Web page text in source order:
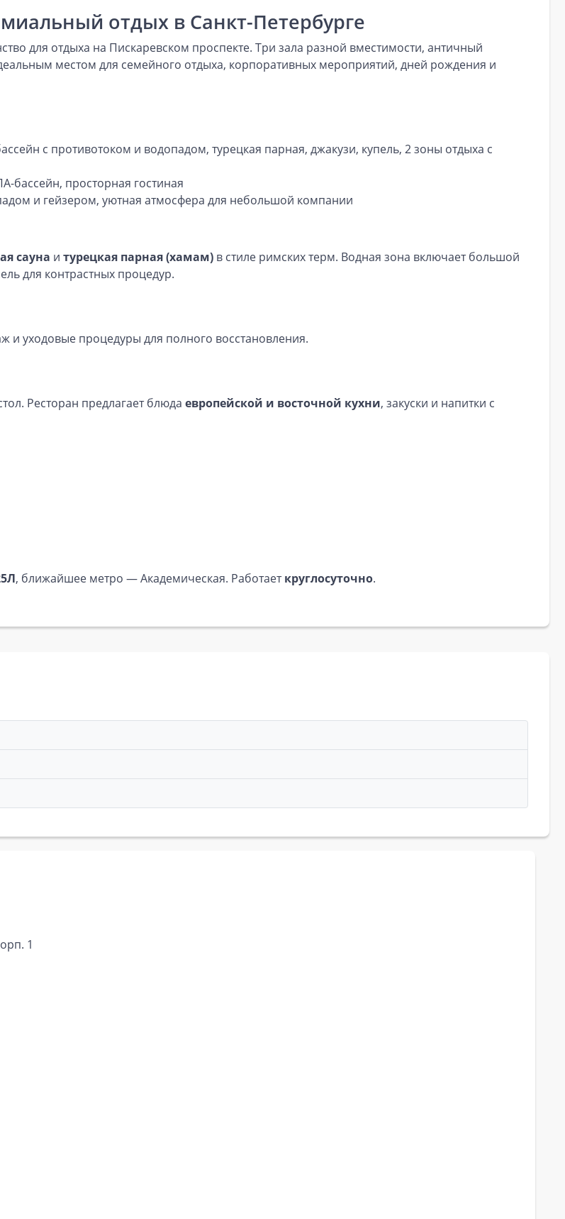
отдых в Санкт-Петербурге
для отдыха на Пискаревском проспекте. Три зала разной вместимости, античный
местом для семейного отдыха, корпоративных мероприятий, дней рождения и
с противотоком и водопадом, турецкая парная, джакузи, купель, 2 зоны отдыха с
бассейн, просторная гостиная
и гейзером, уютная атмосфера для небольшой компании
сауна и турецкая парная (хамам) в стиле римских терм. Водная зона включает большой
для контрастных процедур.
уходовые процедуры для полного восстановления.
Ресторан предлагает блюда европейской и восточной кухни, закуски и напитки с
, ближайшее метро — Академическая. Работаеткруглосуточно.
1